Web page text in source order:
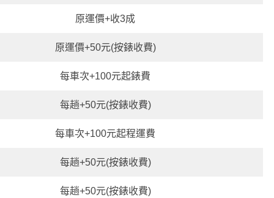
原運價+收3成
原運價+50元(按錶收費)
每車次+100元起錶費
每趟+50元(按錶收費)
每車次+100元起程運費
每趟+50元(按錶收費)
每趟+50元(按錶收費)